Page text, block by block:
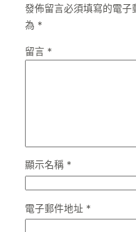
發佈留言必須填寫的電子
為 *
留言 *
顯示名稱 *
電子郵件地址 *